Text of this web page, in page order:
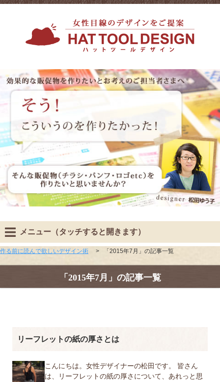
メニュー（タッチすると開きます）
作る前に読んで欲しいデザイン術 > 「2015年7月」の記事一覧
「2015年7月」の記事一覧
リーフレットの紙の厚さとは
こんにちは。女性デザイナーの松田です。 皆さん
は、リーフレットの紙の厚さについて、あれっと思